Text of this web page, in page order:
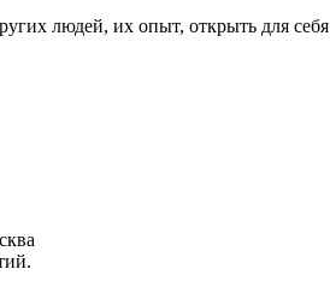
людей, их опыт, открыть для